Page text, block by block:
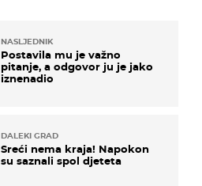
NASLJEDNIK
Postavila mu je važno
pitanje, a odgovor ju je jako
iznenadio
DALEKI GRAD
Sreći nema kraja! Napokon
su saznali spol djeteta